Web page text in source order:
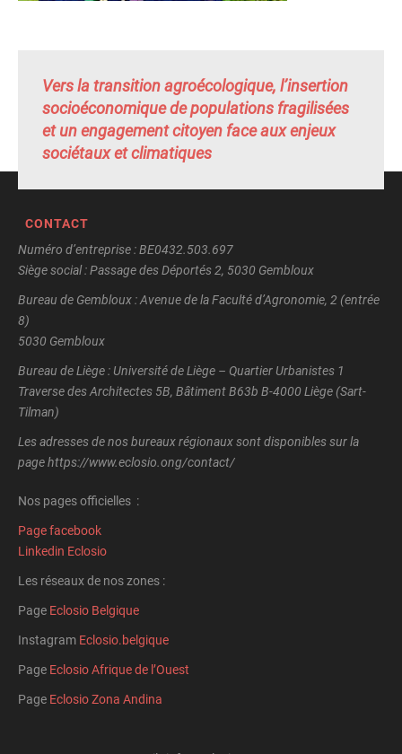
Vers la transition agroécologique, l’insertion
socioéconomique de populations fragilisées
et un engagement citoyen face aux enjeux
sociétaux et climatiques
CONTACT
Numéro d’entreprise : BE0432.503.697
Siège social : Passage des Déportés 2, 5030 Gembloux
Bureau de Gembloux : Avenue de la Faculté d’Agronomie, 2 (entrée
8)
5030 Gembloux
Bureau de Liège : Université de Liège – Quartier Urbanistes 1
Traverse des Architectes 5B, Bâtiment B63b B-4000 Liège (Sart-
Tilman)
Les adresses de nos bureaux régionaux sont disponibles sur la
page https://www.eclosio.ong/contact/
Nos pages officielles :
Page facebook
Linkedin Eclosio
Les réseaux de nos zones :
Page Eclosio Belgique
Instagram Eclosio.belgique
Page Eclosio Afrique de l’Ouest
Page Eclosio Zona Andina